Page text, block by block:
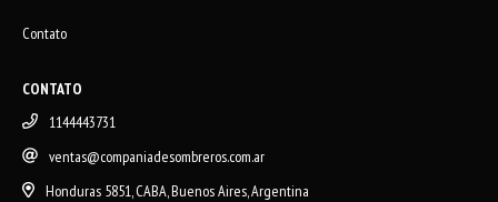
Contato
CONTATO
1144443731
ventas@companiadesombreros.com.ar
Honduras 5851, CABA, Buenos Aires, Argentina